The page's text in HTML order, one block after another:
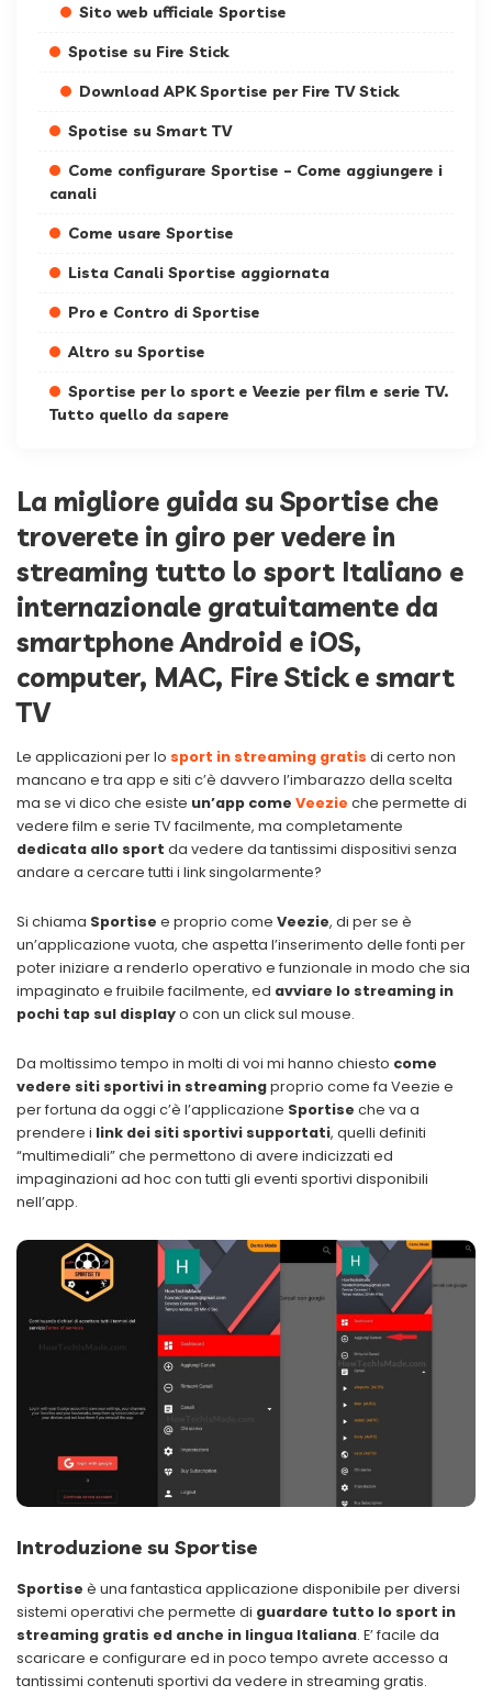
Sito web ufficiale Sportise
Spotise su Fire Stick
Download APK Sportise per Fire TV Stick
Spotise su Smart TV
Come configurare Sportise – Come aggiungere i
canali
Come usare Sportise
Lista Canali Sportise aggiornata
Pro e Contro di Sportise
Altro su Sportise
Sportise per lo sport e Veezie per film e serie TV.
Tutto quello da sapere
La migliore guida su Sportise che
troverete in giro per vedere in
streaming tutto lo sport Italiano e
internazionale gratuitamente da
smartphone Android e iOS,
computer, MAC, Fire Stick e smart
TV
Le applicazioni per lo sport in streaming gratis di certo non
mancano e tra app e siti c’è davvero l’imbarazzo della scelta
ma se vi dico che esiste un’app come Veezie che permette di
vedere film e serie TV facilmente, ma completamente
dedicata allo sport da vedere da tantissimi dispositivi senza
andare a cercare tutti i link singolarmente?
Si chiama Sportise e proprio come Veezie, di per se è
un’applicazione vuota, che aspetta l’inserimento delle fonti per
poter iniziare a renderlo operativo e funzionale in modo che sia
impaginato e fruibile facilmente, ed avviare lo streaming in
pochi tap sul displayo con un click sul mouse.
Da moltissimo tempo in molti di voi mi hanno chiesto come
vedere siti sportivi in streamingproprio come fa Veezie e
per fortuna da oggi c’è l’applicazione Sportise che va a
prendere i link dei siti sportivi supportati, quelli definiti
“multimediali” che permettono di avere indicizzati ed
impaginazioni ad hoc con tutti gli eventi sportivi disponibili
nell’app.
Introduzione su Sportise
Sportise è una fantastica applicazione disponibile per diversi
sistemi operativi che permette di guardare tutto lo sport in
streaming gratis ed anche in lingua Italiana. E’ facile da
scaricare e configurare ed in poco tempo avrete accesso a
tantissimi contenuti sportivi da vedere in streaming gratis.